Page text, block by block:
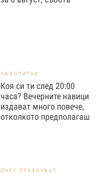
ЛЮБОПИТНО
Коя си ти след 20:00
часа? Вечерните навици
издават много повече,
отколкото предполагаш
ДНЕС ПРАЗНУВАТ